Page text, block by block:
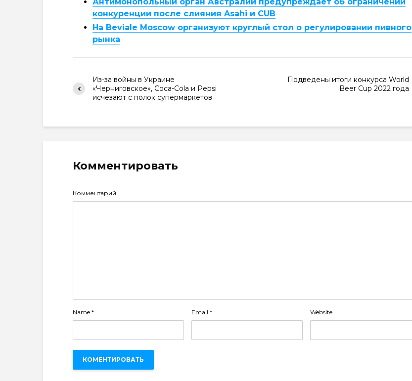
конкуренции после слияния Asahi и CUB
На Beviale Moscow организуют круглый стол о регулировании пивного
рынка
Из-за войны в Украине
«Черниговское», Coca-Cola и Pepsi
исчезают с полок супермаркетов
Подведены итоги конкурса World
Beer Cup 2022 года
Комментировать
Комментарий
Name * Email * Website